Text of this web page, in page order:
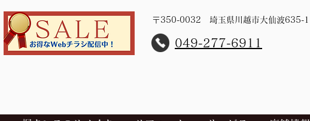
〒350-0032 埼玉県川越市大仙波635-1
​049-277-6911